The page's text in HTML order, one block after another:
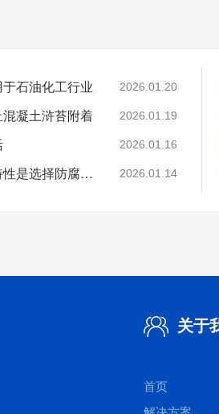
石油化工行业 2026.01.20
凝土浒苔附着 2026.01.19
2026.01.16
分析好腐蚀介质腐蚀机理和待涂刷材料特性是选择防腐涂料的基础 2026.01.14
关于
首页